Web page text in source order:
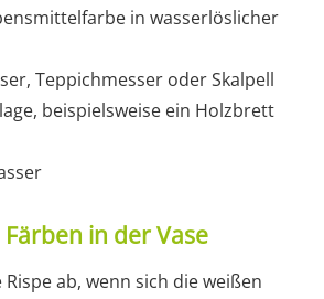
in wasserlöslicher
Teppichmesser oder Skalpell
beispielsweise ein Holzbrett
in der Vase
ab, wenn sich die weißen